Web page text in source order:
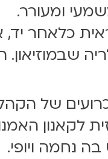
ומעורר.
כלאחר יד,
של
לקאנון
נחמה ויופי.